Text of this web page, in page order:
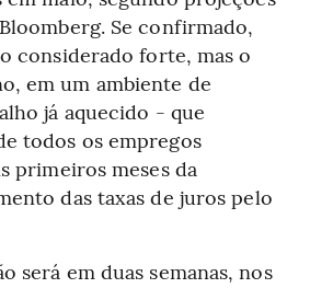
Se confirmado,
considerado forte, mas o
em um ambiente de
já aquecido - que
todos os empregos
primeiros meses da
das taxas de juros pelo
será em duas semanas, nos